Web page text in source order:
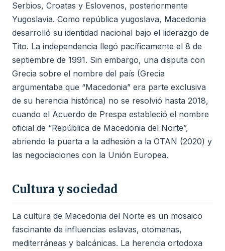
Serbios, Croatas y Eslovenos, posteriormente
Yugoslavia. Como república yugoslava, Macedonia
desarrolló su identidad nacional bajo el liderazgo de
Tito. La independencia llegó pacíficamente el 8 de
septiembre de 1991. Sin embargo, una disputa con
Grecia sobre el nombre del país (Grecia
argumentaba que “Macedonia” era parte exclusiva
de su herencia histórica) no se resolvió hasta 2018,
cuando el Acuerdo de Prespa estableció el nombre
oficial de “República de Macedonia del Norte”,
abriendo la puerta a la adhesión a la OTAN (2020) y
las negociaciones con la Unión Europea.
Cultura y sociedad
La cultura de Macedonia del Norte es un mosaico
fascinante de influencias eslavas, otomanas,
mediterráneas y balcánicas. La herencia ortodoxa